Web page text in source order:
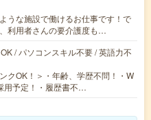
うな施設で働けるお仕事です！で
利用者さんの要介護度も…
/ パソコンスキル不要 / 英語力不
クOK！＞・年齢、学歴不問！・W
用予定！・履歴書不…